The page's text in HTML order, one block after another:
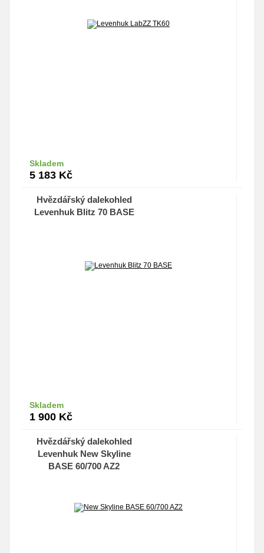
Skladem
5 183 Kč
Hvězdářský dalekohled
Levenhuk Blitz 70 BASE
Skladem
1 900 Kč
Hvězdářský dalekohled
Levenhuk New Skyline
BASE 60/700 AZ2